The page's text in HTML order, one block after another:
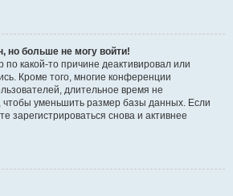
но больше не могу войти!
какой-то причине деактивировал или
Кроме того, многие конференции
длительное время не
уменьшить размер базы данных. Если
зарегистрироваться снова и активнее